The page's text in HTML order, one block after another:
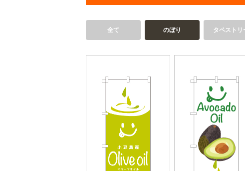
全て のぼり タペストリ